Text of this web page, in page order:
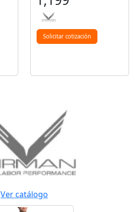
Solicitar cotización
Ver catálogo